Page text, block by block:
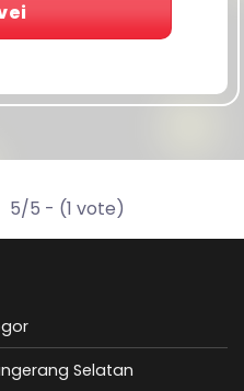
5/5 - (1 vote)
Selatan